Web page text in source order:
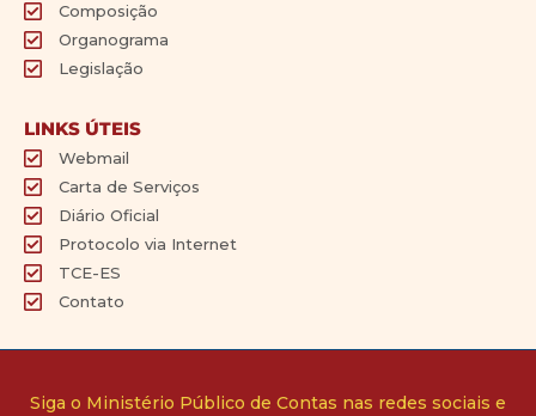
Composição
Organograma
Legislação
LINKS ÚTEIS
Webmail
Carta de Serviços
Diário Oficial
Protocolo via Internet
TCE-ES
Contato
Siga o Ministério Público de Contas nas redes sociais e